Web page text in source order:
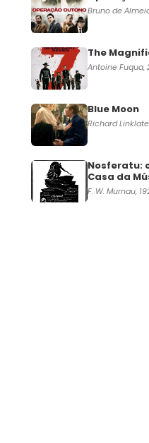
Bruno de
The
Antoine Fuqua,
Blue Moon
Richard
Nosferatu:
Casa da
F. W. Murnau,